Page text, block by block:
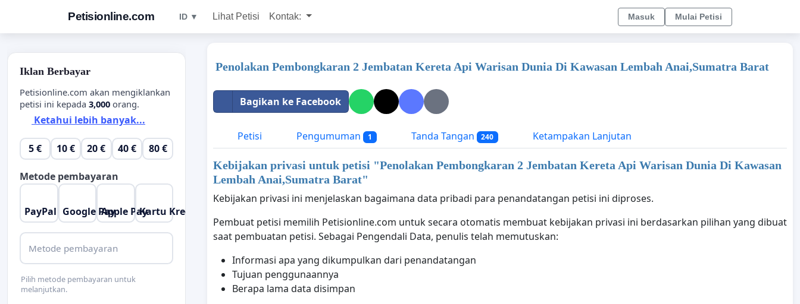
Petisionline.com ID ▼ Lihat Petisi Kontak: Masuk Mulai Petisi
Penolakan Pembongkaran 2 Jembatan Kereta Api Warisan Dunia Di Kawasan Lembah Anai,Sumatra Barat
Bagikan ke Facebook
Petisi Pengumuman 1 Tanda Tangan 240 Ketampakan Lanjutan
Kebijakan privasi untuk petisi "Penolakan Pembongkaran 2 Jembatan Kereta Api Warisan Dunia Di Kawasan
Lembah Anai,Sumatra Barat"
Kebijakan privasi ini menjelaskan bagaimana data pribadi para penandatangan petisi ini diproses.
Pembuat petisi memilih Petisionline.com untuk secara otomatis membuat kebijakan privasi ini berdasarkan pilihan yang dibuat
saat pembuatan petisi. Sebagai Pengendali Data, penulis telah memutuskan:
Informasi apa yang dikumpulkan dari penandatangan
Tujuan penggunaannya
Berapa lama data disimpan
Iklan Berbayar
Petisionline.com akan mengiklankan
petisi ini kepada 3,000 orang.
Ketahui lebih banyak...
5 € 10 € 20 € 40 € 80 €
Metode pembayaran
PayPal Google PayApple PayKartu Kredit
Metode pembayaran
Pilih metode pembayaran untuk
melanjutkan.